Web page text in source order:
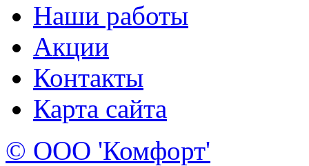
Наши работы
Акции
Контакты
Карта сайта
© ООО 'Комфорт'